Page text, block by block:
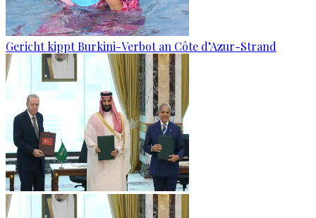
Gericht kippt Burkini-Verbot an Côte d’Azur-Strand